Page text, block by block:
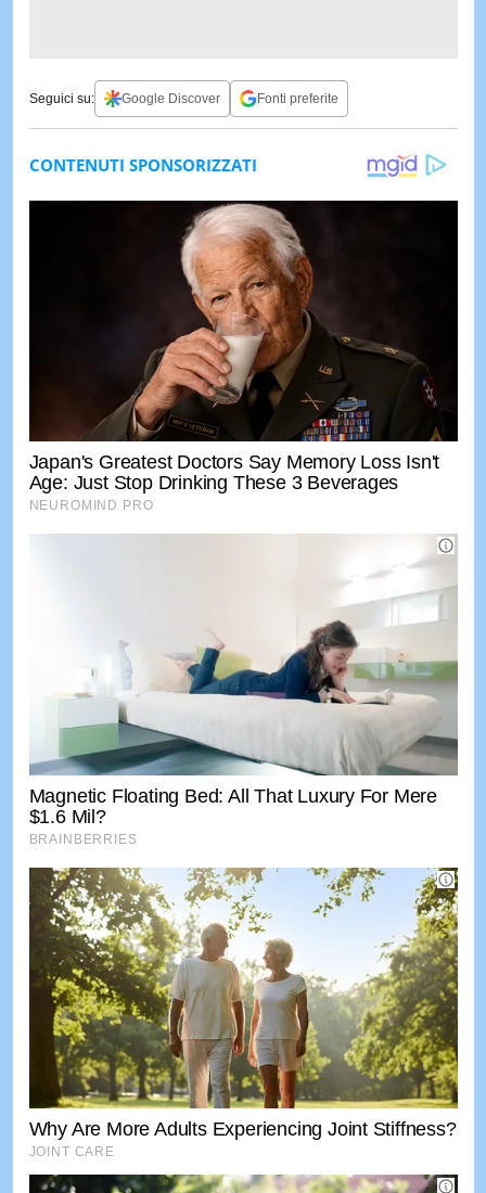
Seguici su: Google Discover Fonti preferite